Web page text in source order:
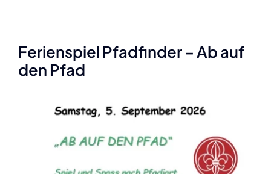
Ferienspiel Pfadfinder – Ab auf
den Pfad